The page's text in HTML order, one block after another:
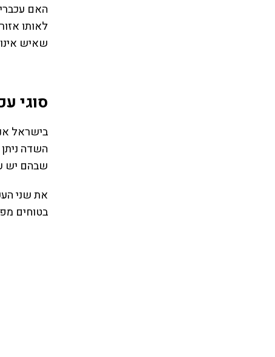
האם
לאותו
שאיש
סוגי
השדה
שבהם יש
את שני
בטוחים